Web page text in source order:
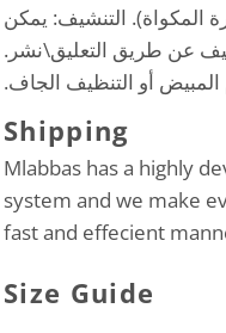
المكواة). التنشيف: يمكن
عن طريق التعليق\نشر.
أو التنظيف الجاف.
Shipping
Mlabbas has a highly
system and we make
fast and effecient
Size Guide